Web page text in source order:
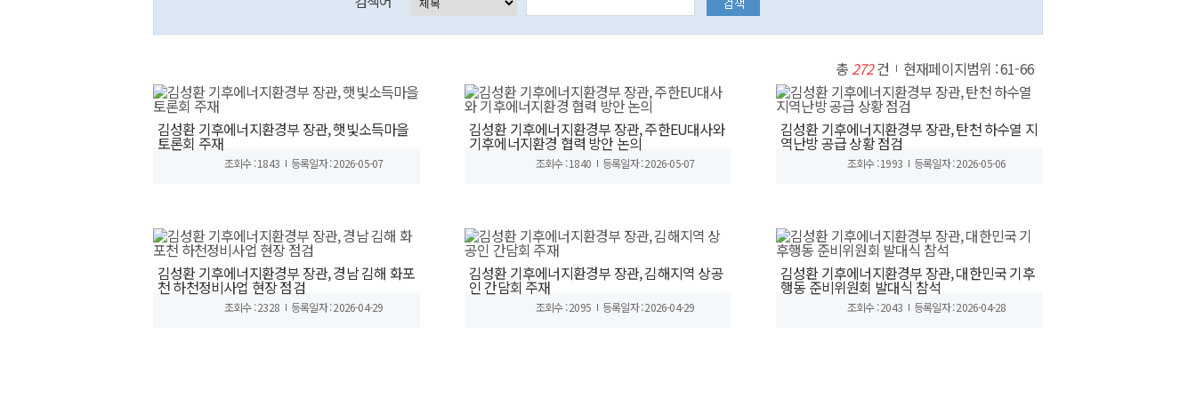
총272건 현재페이지범위 : 61-66
김성환 기후에너지환경부 장관, 햇빛소득마을
토론회 주재
조회수 : 1843 등록일자 : 2026-05-07
김성환 기후에너지환경부 장관, 주한EU대사와
기후에너지환경 협력 방안 논의
조회수 : 1840 등록일자 : 2026-05-07
김성환 기후에너지환경부 장관, 탄천 하수열 지
역난방 공급 상황 점검
조회수 : 1993 등록일자 : 2026-05-06
김성환 기후에너지환경부 장관, 경남 김해 화포
천 하천정비사업 현장 점검
조회수 : 2328 등록일자 : 2026-04-29
김성환 기후에너지환경부 장관, 김해지역 상공
인 간담회 주재
조회수 : 2095 등록일자 : 2026-04-29
김성환 기후에너지환경부 장관, 대한민국 기후
행동 준비위원회 발대식 참석
조회수 : 2043 등록일자 : 2026-04-28